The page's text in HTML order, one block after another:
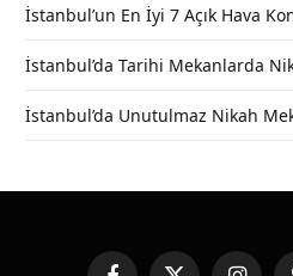
İstanbul’un En İyi 7 Açık Hava
İstanbul’da Tarihi Mekanlarda
İstanbul’da Unutulmaz Nikah